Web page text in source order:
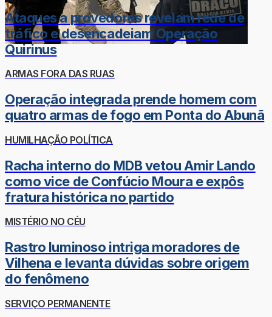
Ataques a provedores revelam rede de
tráfico e desencadeiam Operação
Quirinus
ARMAS FORA DAS RUAS
Operação integrada prende homem com
quatro armas de fogo em Ponta do Abunã
HUMILHAÇÃO POLÍTICA
Racha interno do MDB vetou Amir Lando
como vice de Confúcio Moura e expôs
fratura histórica no partido
MISTÉRIO NO CÉU
Rastro luminoso intriga moradores de
Vilhena e levanta dúvidas sobre origem
do fenômeno
SERVIÇO PERMANENTE